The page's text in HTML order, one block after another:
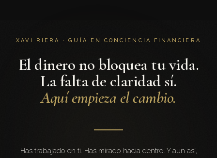
XAVI RIERA · GUÍA EN CONCIENCIA FINANCIERA
El dinero no bloquea tu vida.
La falta de claridad sí.
Aquí empieza el cambio.
Has trabajado en ti. Has mirado hacia dentro. Y aun así,